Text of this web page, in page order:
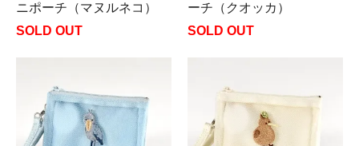
ニポーチ（マヌルネコ）
SOLD OUT
ーチ（クオッカ）
SOLD OUT